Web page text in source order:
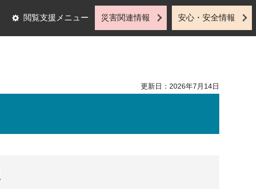
閲覧支援メニュー 災害関連情報 安心・安全情報
更新日：2026年7月14日